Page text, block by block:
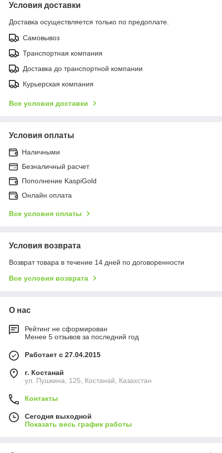
Условия доставки
Доставка осуществляется только по предоплате.
Самовывоз
Транспортная компания
Доставка до транспортной компании
Курьерская компания
Все условия доставки
Условия оплаты
Наличными
Безналичный расчет
Пополнение KaspiGold
Онлайн оплата
Все условия оплаты
Условия возврата
Возврат товара в течение 14 дней по договоренности
Все условия возврата
О нас
Рейтинг не сформирован
Менее 5 отзывов за последний год
Работает с 27.04.2015
г. Костанай
ул. Пушкина, 125, Костанай, Казахстан
Контакты
Сегодня выходной
Показать весь график работы